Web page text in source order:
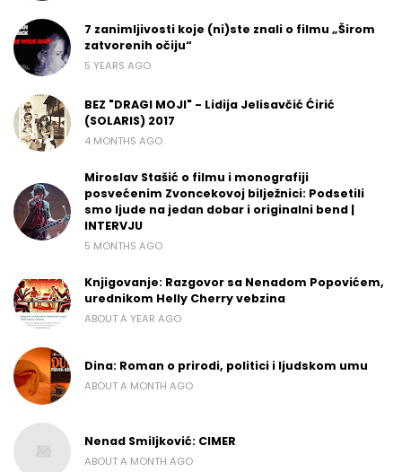
7 zanimljivosti koje (ni)ste znali o filmu „Širom
zatvorenih očiju“
5 YEARS AGO
BEZ "DRAGI MOJI" - Lidija Jelisavčić Ćirić
(SOLARIS) 2017
4 MONTHS AGO
Miroslav Stašić o filmu i monografiji
posvećenim Zvoncekovoj bilježnici: Podsetili
smo ljude na jedan dobar i originalni bend |
INTERVJU
5 MONTHS AGO
Knjigovanje: Razgovor sa Nenadom Popovićem,
urednikom Helly Cherry vebzina
ABOUT A YEAR AGO
Dina: Roman o prirodi, politici i ljudskom umu
ABOUT A MONTH AGO
Nenad Smiljković: CIMER
ABOUT A MONTH AGO